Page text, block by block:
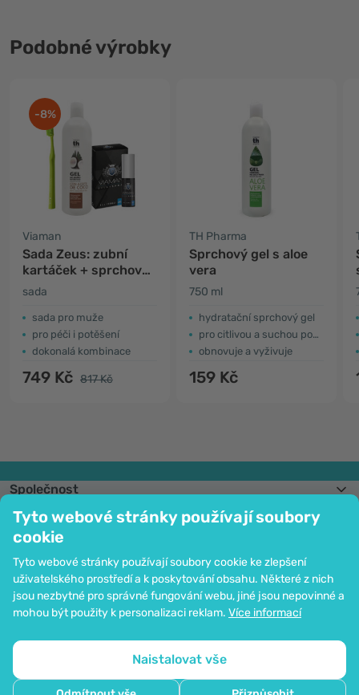
Tyto webové stránky používají soubory
cookie
Tyto webové stránky používají soubory cookie ke zlepšení
uživatelského prostředí a k poskytování obsahu. Některé z nich
jsou nezbytné pro správné fungování webu, jiné jsou nepovinné a
mohou být použity k personalizaci reklam. Více informací
Naistalovat vše
Podobné výrobky
-8%
Viaman
Sada Zeus: zubní
kartáček + sprchový
gel + intimní sprej
sada
sada pro muže
pro péči i potěšení
dokonalá kombinace
749 Kč 817 Kč
TH Pharma
Sprchový gel s aloe
vera
750 ml
hydratační sprchový gel
pro citlivou a suchou pokožku
obnovuje a vyživuje
159 Kč
Společnost
Informace
Připojte se k nám
Pomoc a objednávky
Možnost platby kartou. Ochrana osobních údajů zaručena pomocí šifrování
SSL.
Mapa stránek